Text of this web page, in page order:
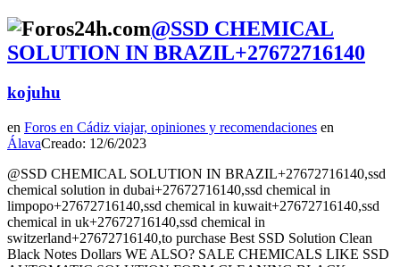
@SSD CHEMICAL
SOLUTION IN BRAZIL+27672716140
kojuhu
en Foros en Cádiz viajar, opiniones y recomendaciones en
ÁlavaCreado: 12/6/2023
@SSD CHEMICAL SOLUTION IN BRAZIL+27672716140,ssd
chemical solution in dubai+27672716140,ssd chemical in
limpopo+27672716140,ssd chemical in kuwait+27672716140,ssd
chemical in uk+27672716140,ssd chemical in
switzerland+27672716140,to purchase Best SSD Solution Clean
Black Notes Dollars WE ALSO? SALE CHEMICALS LIKE SSD